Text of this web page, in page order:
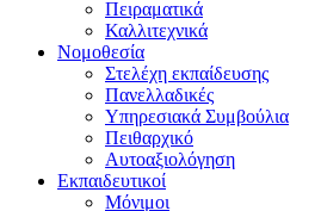
Πειραματικά
Καλλιτεχνικά
Νομοθεσία
Στελέχη εκπαίδευσης
Πανελλαδικές
Υπηρεσιακά Συμβούλια
Πειθαρχικό
Αυτοαξιολόγηση
Εκπαιδευτικοί
Μόνιμοι